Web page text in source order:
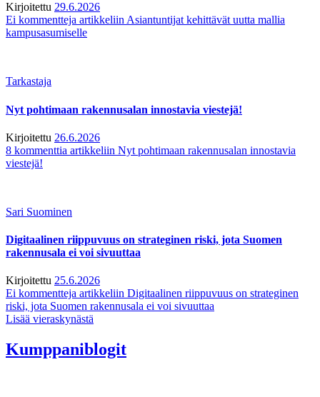
Kirjoitettu 29.6.2026
Ei kommentteja artikkeliin Asiantuntijat kehittävät uutta mallia
kampusasumiselle
Tarkastaja
Nyt pohtimaan rakennusalan innostavia viestejä!
Kirjoitettu 26.6.2026
8 kommenttia artikkeliin Nyt pohtimaan rakennusalan innostavia
viestejä!
Sari Suominen
Digitaalinen riippuvuus on strateginen riski, jota Suomen
rakennusala ei voi sivuuttaa
Kirjoitettu 25.6.2026
Ei kommentteja artikkeliin Digitaalinen riippuvuus on strateginen
riski, jota Suomen rakennusala ei voi sivuuttaa
Lisää vieraskynästä
Kumppaniblogit